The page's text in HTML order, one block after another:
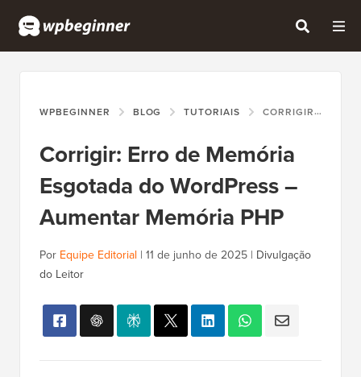
WPBEGINNER BLOG TUTORIAIS CORRIGIR: ERRO DE MEMÓRIA ESGOTADA DO WORDPRESS – AUMENTAR MEMÓRIA PHP
Corrigir: Erro de Memória
Esgotada do WordPress –
Aumentar Memória PHP
Por Equipe Editorial | 11 de junho de 2025 | Divulgação
do Leitor